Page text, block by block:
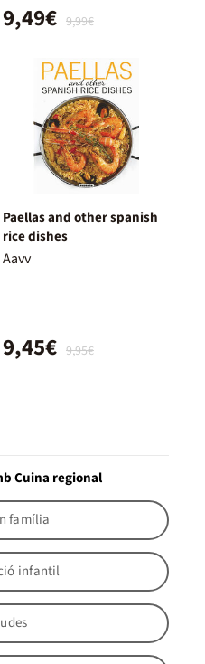
9,99€
9,49€
Paellas and other spanish
rice dishes
Aavv
9,95€
9,45€
Cuina regional
família
infantil